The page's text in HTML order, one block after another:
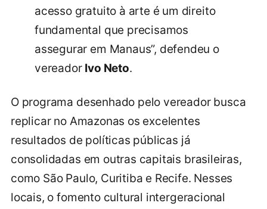
acesso gratuito à arte é um direito
fundamental que precisamos
assegurar em Manaus”, defendeu o
vereador Ivo Neto.
O programa desenhado pelo vereador busca
replicar no Amazonas os excelentes
resultados de políticas públicas já
consolidadas em outras capitais brasileiras,
como São Paulo, Curitiba e Recife. Nesses
locais, o fomento cultural intergeracional